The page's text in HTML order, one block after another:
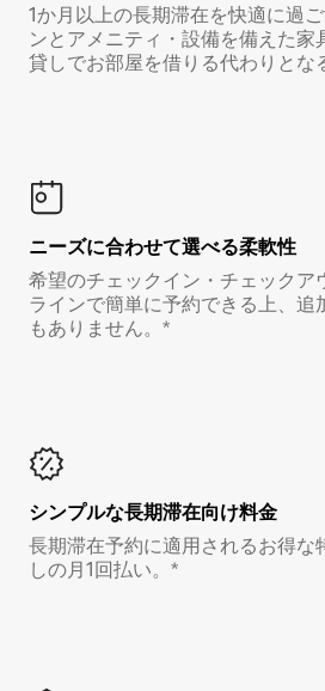
1か月以上の長期滞在を快適に過
ンとアメニティ・設備を備えた家
貸しでお部屋を借りる代わりとな
ニーズに合わせて選べる柔軟性
希望のチェックイン・チェックア
ラインで簡単に予約できる上、追
もありません。*
シンプルな長期滞在向け料金
長期滞在予約に適用されるお得な
しの月1回払い。*